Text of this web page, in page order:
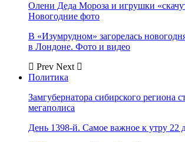
Олени Деда Мороза и игрушки
Новогодние фото
В «Изумрудном» загорелась
в Лондоне. Фото и видео
Prev Next
Политика
Замгубернатора сибирского региона
мегаполиса
День 1398-й. Самое важное к утру 22